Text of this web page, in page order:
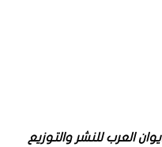
العرب للنشر والتوزيع